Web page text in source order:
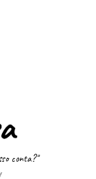
conta?"